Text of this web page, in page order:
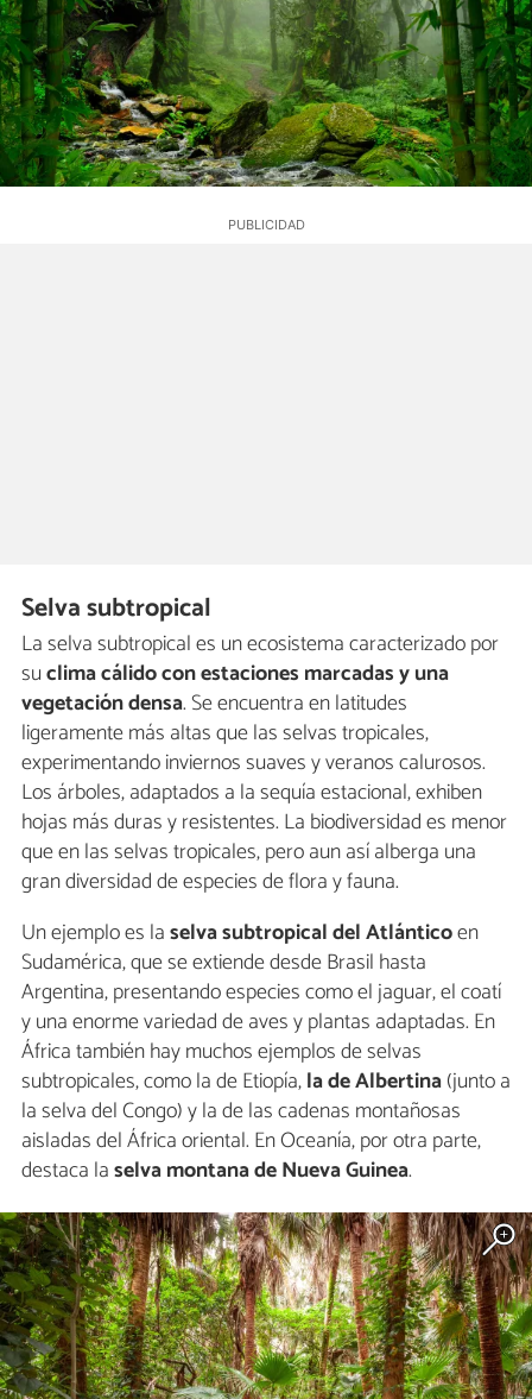
Selva subtropical
La selva subtropical es un ecosistema caracterizado por
suclima cálido con estaciones marcadas y una
vegetación densa. Se encuentra en latitudes
ligeramente más altas que las selvas tropicales,
experimentando inviernos suaves y veranos calurosos.
Los árboles, adaptados a la sequía estacional, exhiben
hojas más duras y resistentes. La biodiversidad es menor
que en las selvas tropicales, pero aun así alberga una
gran diversidad de especies de flora y fauna.
Un ejemplo es laselva subtropical del Atlánticoen
Sudamérica, que se extiende desde Brasil hasta
Argentina, presentando especies como el jaguar, el coatí
y una enorme variedad de aves y plantas adaptadas. En
África también hay muchos ejemplos de selvas
subtropicales, como la de Etiopía,la de Albertina(junto a
la selva del Congo) y la de las cadenas montañosas
aisladas del África oriental. En Oceanía, por otra parte,
destaca laselva montana de Nueva Guinea.